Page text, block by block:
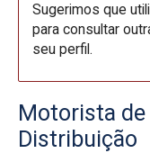
Sugerimos que
para consultar
seu perfil.
Motorista de
Distribuição